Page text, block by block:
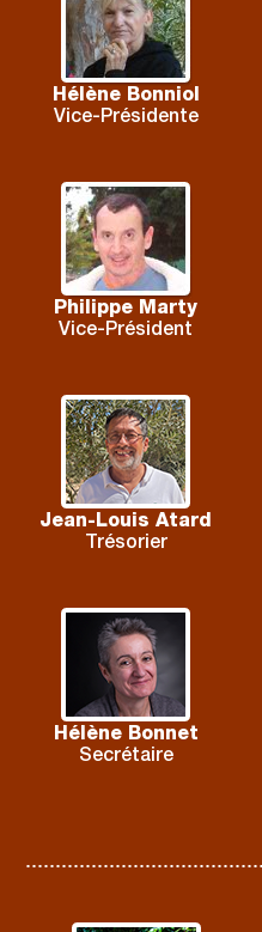
Hélène Bonniol
Vice-Présidente
Philippe Marty
Vice-Président
Jean-Louis Atard
Trésorier
Hélène Bonnet
Secrétaire